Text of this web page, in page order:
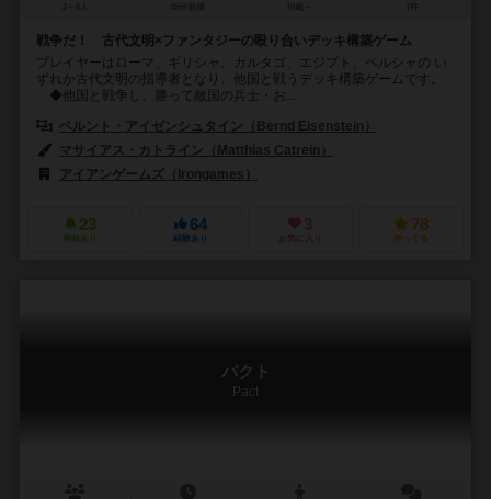
戦争だ！ 古代文明×ファンタジーの殴り合いデッキ構築ゲーム
プレイヤーはローマ、ギリシャ、カルタゴ、エジプト、ペルシャの い
ずれか古代文明の指導者となり、他国と戦うデッキ構築ゲームです。
◆他国と戦争し、勝って敵国の兵士・お...
ベルント・アイゼンシュタイン（Bernd Eisenstein）
マサイアス・カトライン（Matthias Catrein）
アイアンゲームズ（Irongames）
23
興味あり
64
経験あり
3
お気に入り
78
持ってる
パクト
Pact